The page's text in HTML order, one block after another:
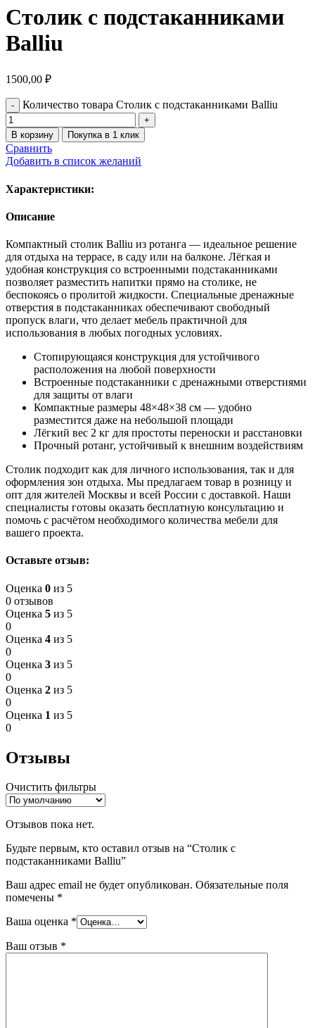
Столик с подстаканниками
Balliu
1500,00 ₽
Количество товара Столик с подстаканниками Balliu
В корзину Покупка в 1 клик
Сравнить
Добавить в список желаний
Характеристики:
Описание
Компактный столик Balliu из ротанга — идеальное решение
для отдыха на террасе, в саду или на балконе. Лёгкая и
удобная конструкция со встроенными подстаканниками
позволяет разместить напитки прямо на столике, не
беспокоясь о пролитой жидкости. Специальные дренажные
отверстия в подстаканниках обеспечивают свободный
пропуск влаги, что делает мебель практичной для
использования в любых погодных условиях.
Стопирующаяся конструкция для устойчивого
расположения на любой поверхности
Встроенные подстаканники с дренажными отверстиями
для защиты от влаги
Компактные размеры 48×48×38 см — удобно
разместится даже на небольшой площади
Лёгкий вес 2 кг для простоты переноски и расстановки
Прочный ротанг, устойчивый к внешним воздействиям
Столик подходит как для личного использования, так и для
оформления зон отдыха. Мы предлагаем товар в розницу и
опт для жителей Москвы и всей России с доставкой. Наши
специалисты готовы оказать бесплатную консультацию и
помочь с расчётом необходимого количества мебели для
вашего проекта.
Оставьте отзыв:
Оценка 0 из 5
0 отзывов
Оценка 5 из 5
0
Оценка 4 из 5
0
Оценка 3 из 5
0
Оценка 2 из 5
0
Оценка 1 из 5
0
Отзывы
Очистить фильтры
Отзывов пока нет.
Будьте первым, кто оставил отзыв на “Столик с
подстаканниками Balliu”
Ваш адрес email не будет опубликован. Обязательные поля
помечены *
Ваша оценка *
Ваш отзыв *